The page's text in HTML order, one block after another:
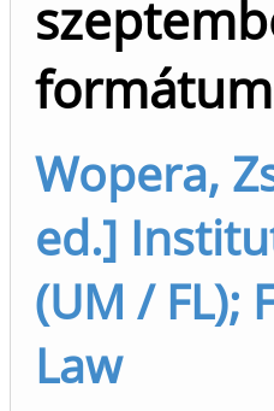
Wopera,
ed.]
(UM / FL);
Law